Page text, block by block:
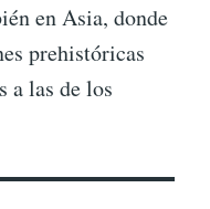
en Asia, donde
prehistóricas
a las de los